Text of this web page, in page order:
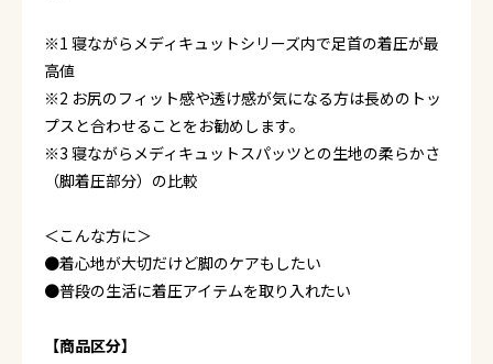
※1 寝ながらメディキュットシリーズ内で足首の着圧が最
高値
※2 お尻のフィット感や透け感が気になる方は長めのトッ
プスと合わせることをお勧めします。
※3 寝ながらメディキュットスパッツとの生地の柔らかさ
（脚着圧部分）の比較
＜こんな方に＞
●着心地が大切だけど脚のケアもしたい
●普段の生活に着圧アイテムを取り入れたい
【商品区分】